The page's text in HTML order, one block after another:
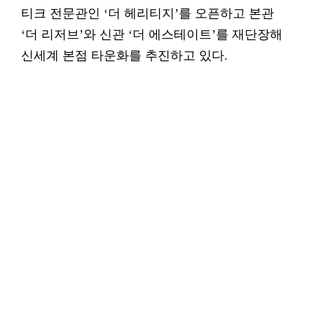
티크 전문관인 ‘더 헤리티지’를 오픈하고 본관
‘더 리저브’와 신관 ‘더 에스테이트’를 재단장해
신세계 본점 타운화를 추진하고 있다.